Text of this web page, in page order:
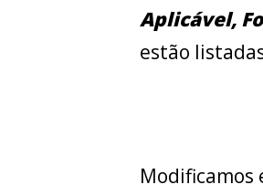
Aplicável,
estão
Modificamos